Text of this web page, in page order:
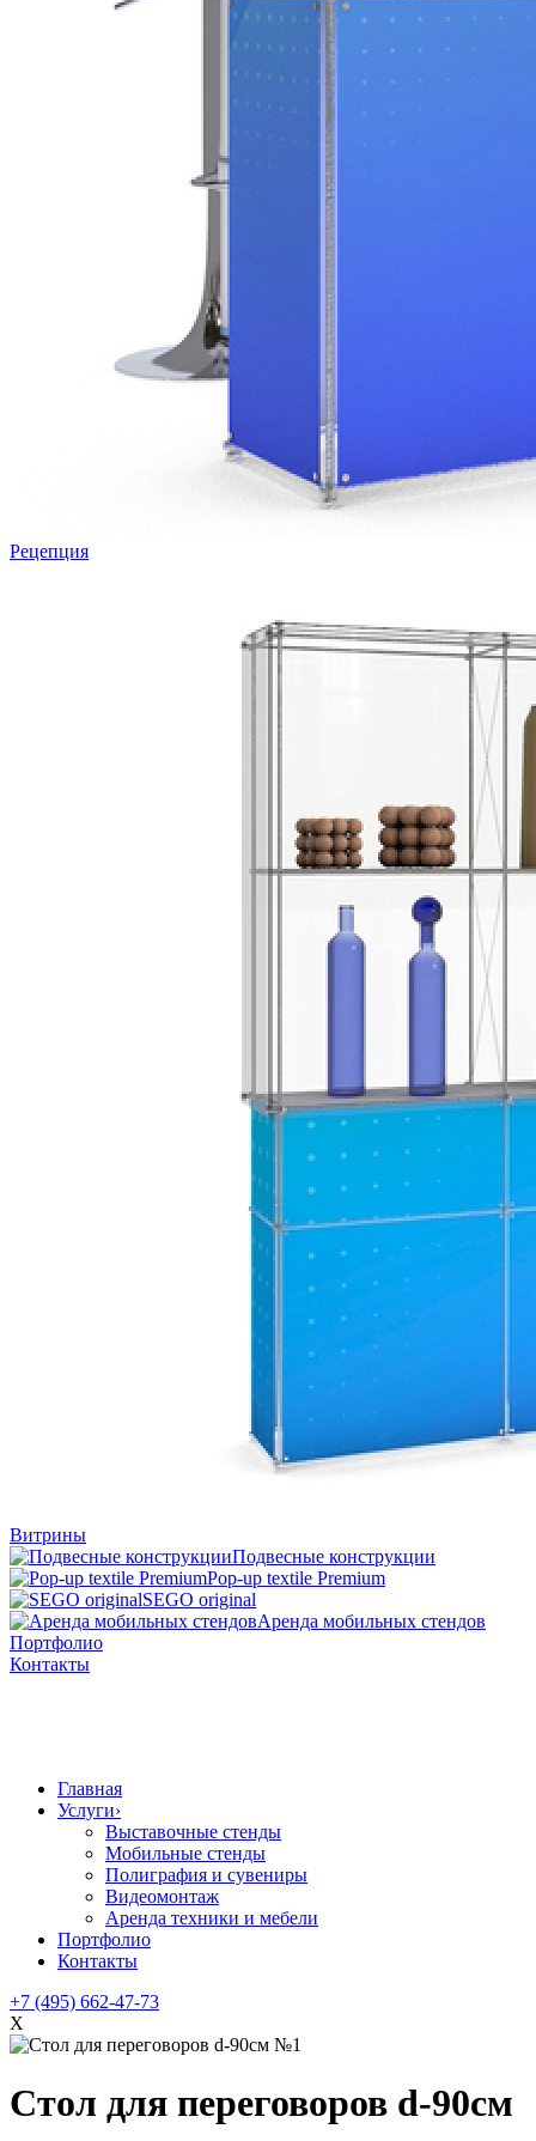
Рецепция
Витрины
Подвесные конструкции
Pop-up textile Premium
SEGO original
Аренда мобильных стендов
Портфолио
Контакты
Главная
Услуги›
Выставочные стенды
Мобильные стенды
Полиграфия и сувениры
Видеомонтаж
Аренда техники и мебели
Портфолио
Контакты
+7 (495) 662-47-73
X
Стол для переговоров d-90см